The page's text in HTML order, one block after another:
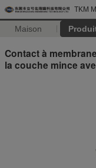
TKM
Maison
Contact à
la couche mince